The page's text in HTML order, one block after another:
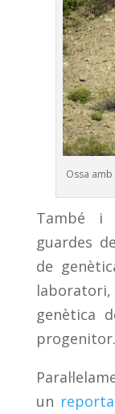
Ossa
També i
guardes
de
genètica
progenitor.
un